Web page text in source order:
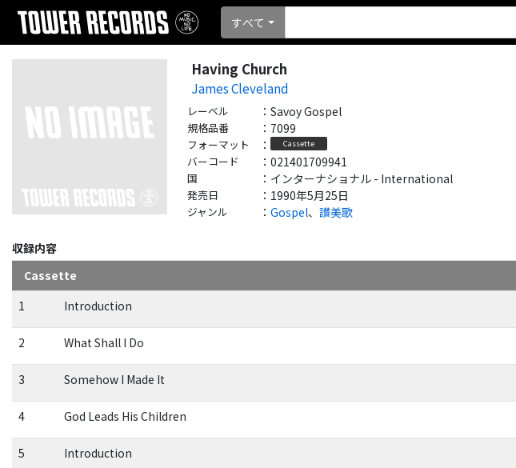
すべて
Having Church
James Cleveland
レーベル ： Savoy Gospel
規格品番 ： 7099
フォーマット ： Cassette
バーコード ： 021401709941
国 ： インターナショナル - International
発売日 ： 1990年5月25日
ジャンル ： Gospel、 讃美歌
収録内容
Cassette
1
Introduction
2 What Shall I Do
3 Somehow I Made It
4 God Leads His Children
5 Introduction